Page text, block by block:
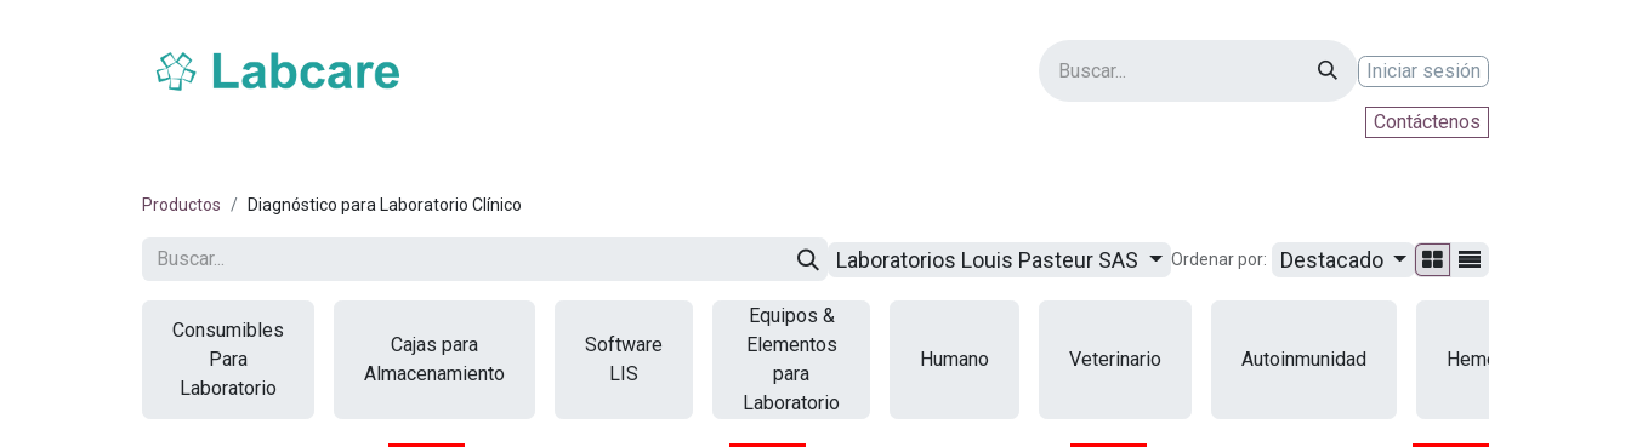
Iniciar sesión
Contáctenos
Productos Diagnóstico para Laboratorio Clínico
Laboratorios Louis Pasteur SAS Ordenar por: Destacado
Consumibles
Para
Laboratorio
Cajas para
Almacenamiento
Software
LIS
Equipos &
Elementos
para
Laboratorio
Humano Veterinario Autoinmunidad Hemoglobinopatias